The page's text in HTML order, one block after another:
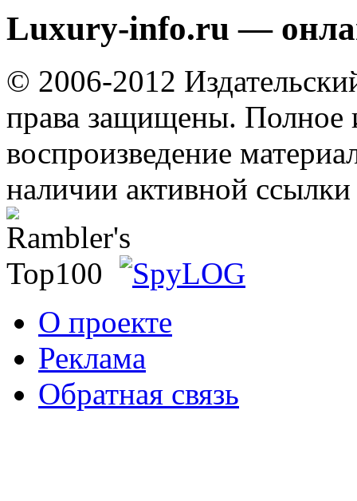
Luxury-info.ru —
© 2006-2012
права защищены. Полное
воспроизведение
наличии активной ссылки
О проекте
Реклама
Обратная связь